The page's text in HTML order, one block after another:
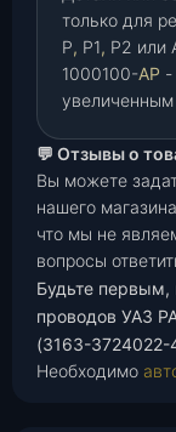
только для
Р, Р1, Р2 или
1000100-АР -
💬 Отзывы о
Вы можете
нашего
что мы не
вопросы
Будьте первым,
проводов УАЗ
(3163-3724022-
Необходимо